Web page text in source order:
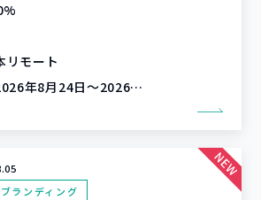
リモート
年8月24日～2026年9月30日
ランディング